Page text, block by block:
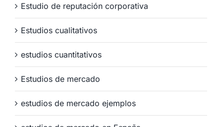
Estudio de reputación corporativa
Estudios cualitativos
estudios cuantitativos
Estudios de mercado
estudios de mercado ejemplos